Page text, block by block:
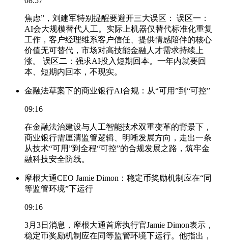
焦虑”，刘建军特别提醒要避开三大误区： 误区一：
AI会大规模替代人工。实际上机器仅替代标准化重复
工作，客户经理维系客户信任、提供情感陪伴的核心
价值无可替代，市场对高技能金融人才需求持续上
涨。 误区二：强求AI投入短期回本。一年内就要回
本、短期内回本，不现实。
金融法草案下的商业银行AI合规：从“可用”到“可控”
09:16
在金融法治建设与人工智能技术双重变革的背景下，
商业银行需厘清监管逻辑、明晰发展方向，走出一条
从技术“可用”到全程“可控”的合规发展之路，筑牢金
融科技安全防线。
摩根大通CEO Jamie Dimon：稳定币奖励机制应在“同
等监管环境”下运行
09:16
3月3日消息，摩根大通首席执行官Jamie Dimon表示，
稳定币奖励机制应在同等监管环境下运行。他指出，